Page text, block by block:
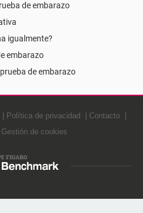
de embarazo
igualmente?
embarazo
de embarazo
Política de privacidad
Contacto
Gestión de cookies